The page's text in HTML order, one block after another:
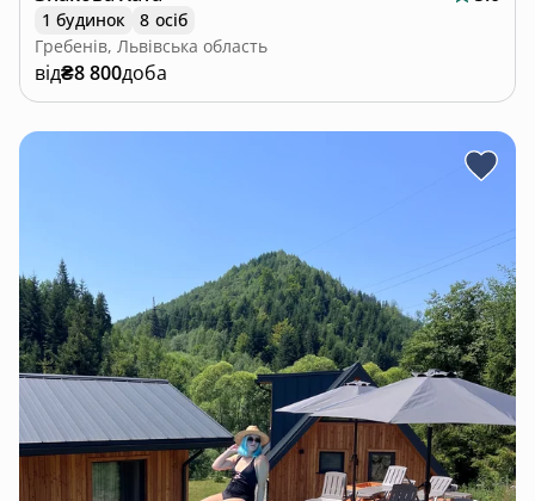
1 будинок
8 осіб
Гребенів, Львівська область
від₴8 800доба